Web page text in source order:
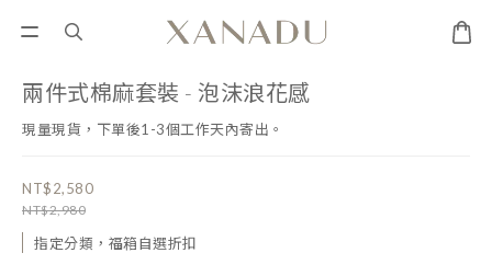
兩件式棉麻套裝 - 泡沫浪花感
現量現貨，下單後1-3個工作天內寄出。
NT$2,580
NT$2,980
指定分類，福箱自選折扣